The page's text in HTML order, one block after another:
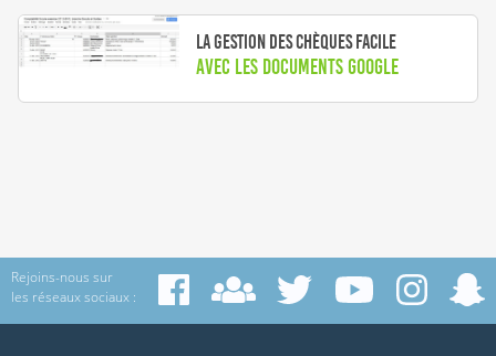
La gestion des chèques facile
Avec les documents Google
Rejoins-nous sur
les réseaux sociaux :